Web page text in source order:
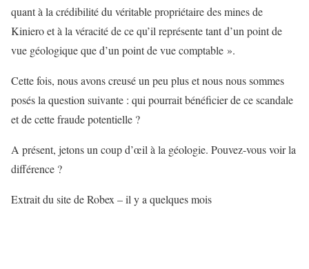
quant à la crédibilité du véritable propriétaire des mines de
Kiniero et à la véracité de ce qu’il représente tant d’un point de
vue géologique que d’un point de vue comptable ».
Cette fois, nous avons creusé un peu plus et nous nous sommes
posés la question suivante : qui pourrait bénéficier de ce scandale
et de cette fraude potentielle ?
A présent, jetons un coup d’œil à la géologie. Pouvez-vous voir la
différence ?
Extrait du site de Robex – il y a quelques mois